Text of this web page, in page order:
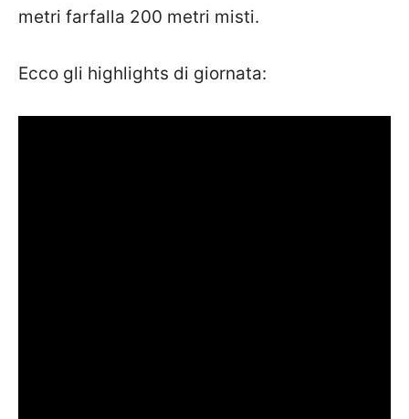
metri farfalla 200 metri misti.
Ecco gli highlights di giornata: